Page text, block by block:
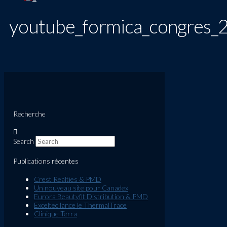
Recherche
Search
Publications récentes
Crest Realties & PMD
Un nouveau site pour Canadex
Eurora Beautyfit Distribution & PMD
Exceltec lance le ThermalTrace
Clinique Terra